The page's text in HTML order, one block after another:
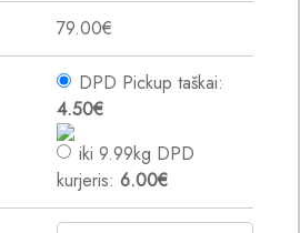
79.00€
DPD Pickup taškai:
4.50€
iki 9.99kg DPD
kurjeris: 6.00€